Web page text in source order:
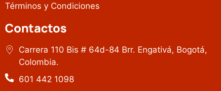
Términos y Condiciones
Contactos
Carrera 110 Bis # 64d-84 Brr. Engativá, Bogotá,
Colombia.
601 442 1098